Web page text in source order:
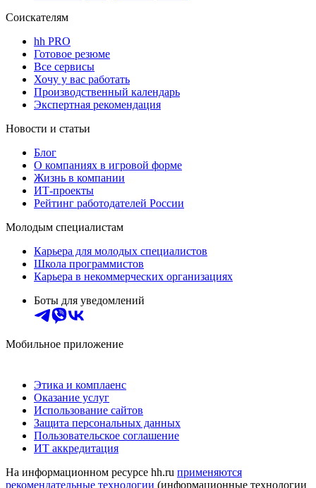
Соискателям
hh PRO
Готовое резюме
Все сервисы
Хочу у вас работать
Производственный календарь
Экспертная рекомендация
Новости и статьи
Блог
О компаниях в игровой форме
Жизнь в компании
ИТ-проекты
Рейтинг работодателей России
Молодым специалистам
Карьера для молодых специалистов
Школа программистов
Карьера в некоммерческих организациях
Боты для уведомлений
Мобильное приложение
Этика и комплаенс
Оказание услуг
Использование сайтов
Защита персональных данных
Пользовательское соглашение
ИТ аккредитация
На информационном ресурсе hh.ru применяются
рекомендательные технологии (информационные технологии